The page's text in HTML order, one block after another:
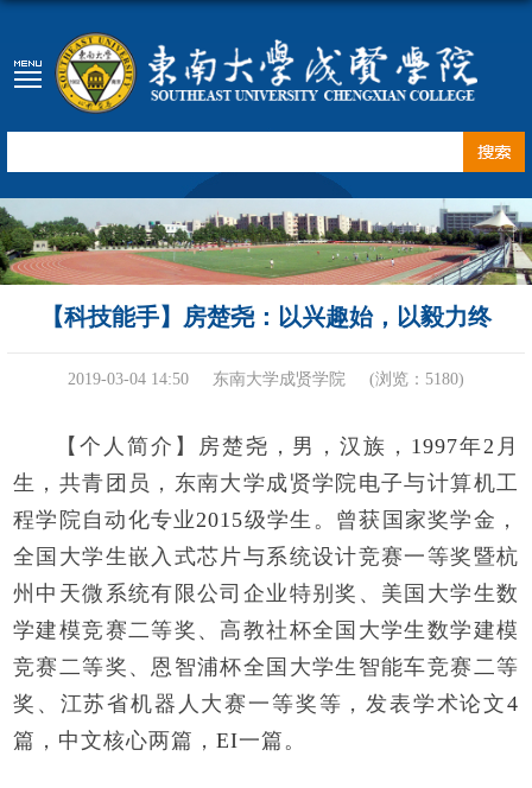
【科技能手】房楚尧：以兴趣始，以毅力终
2019-03-04 14:50 东南大学成贤学院 (浏览： 5180)
【个人简介】 房楚尧，男，汉族， 1997年2 月
生，共青团员，东南大学成贤学院电子与计算机工
程学院自动化专业2015级学生。曾获国家奖学金，
全国大学生嵌入式芯片与系统设计竞赛一等奖暨杭
州中天微系统有限公司企业特别奖、美国大学生数
学建模竞赛二等奖、高教社杯全国大学生数学建模
竞赛二等奖、恩智浦杯全国大学生智能车竞赛二等
奖、江苏省机器人大赛一等奖等，发表学术论文4
篇，中文核心两篇， EI一篇。